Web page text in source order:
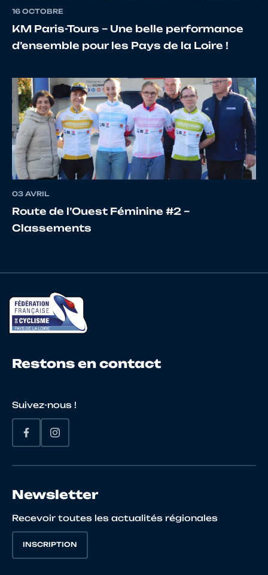
16 10110191778 CAPPY Pierre
17 10110191576 CAPPY Benoit
16 OCTOBRE
KM Paris-Tours – Une belle performance
d’ensemble pour les Pays de la Loire !
03 AVRIL
Route de l’Ouest Féminine #2 –
Classements
Restons en contact
Suivez-nous !
Newsletter
Recevoir toutes les actualités régionales
INSCRIPTION